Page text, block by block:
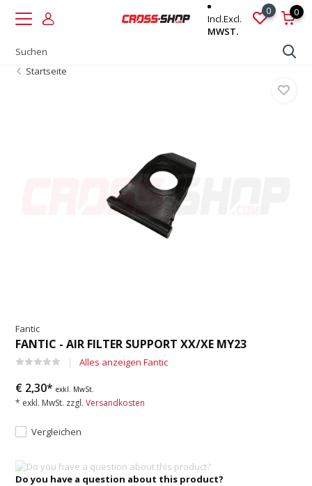
Incl.Excl.
MWST.
0 0
Startseite
Fantic
FANTIC - AIR FILTER SUPPORT XX/XE MY23
Alles anzeigen Fantic
€ 2,30*exkl. MwSt.
* exkl. MwSt. zzgl.Versandkosten
Vergleichen
Do you have a question about this product?